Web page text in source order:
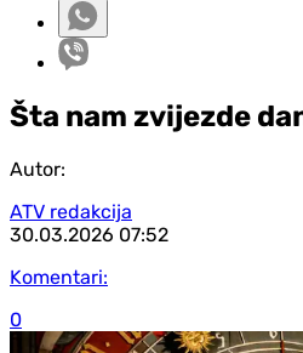
Šta nam zvijezde
Autor:
ATV redakcija
30.03.2026 07:52
Komentari:
0